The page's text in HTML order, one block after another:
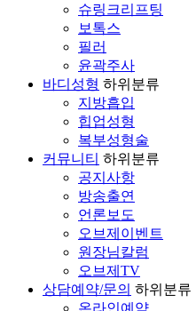
슈링크리프팅
보톡스
필러
윤곽주사
바디성형 하위분류
지방흡입
힙업성형
복부성형술
커뮤니티 하위분류
공지사항
방송출연
언론보도
오브제이벤트
원장님칼럼
오브제TV
상담예약/문의 하위분류